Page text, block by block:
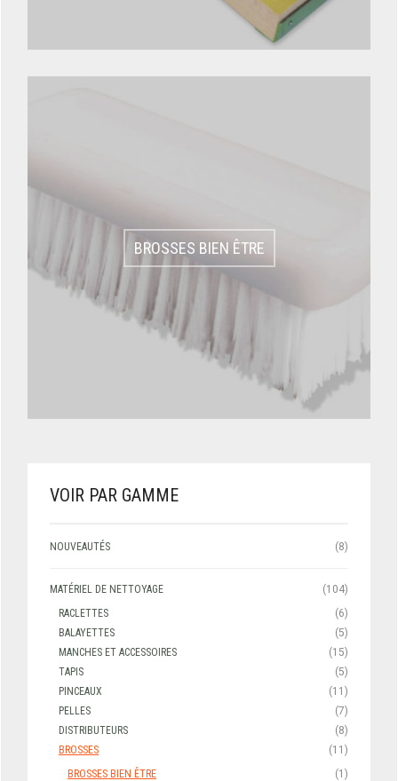
BROSSES BIEN ÊTRE
VOIR PAR GAMME
NOUVEAUTÉS (8)
MATÉRIEL DE NETTOYAGE
(104)
RACLETTES
(6)
BALAYETTES
(5)
MANCHES ET ACCESSOIRES
(15)
TAPIS
(5)
PINCEAUX
(11)
PELLES
(7)
DISTRIBUTEURS
(8)
BROSSES
(11)
BROSSES BIEN ÊTRE
(1)